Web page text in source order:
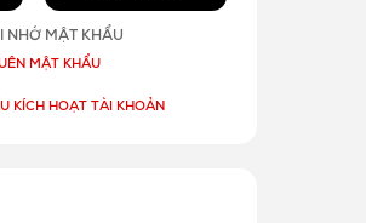
NHỚ MẬT KHẨU
MẬT KHẨU
KÍCH HOẠT TÀI KHOẢN